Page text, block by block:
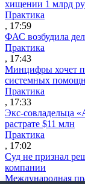
хищении 1 млрд
Практика
, 17:59
ФАС возбудила
Практика
, 17:43
Минцифры хочет
системных
Практика
, 17:33
Экс-совладельца
растрате $11 млн
Практика
, 17:02
Суд не признал
компании
Международная